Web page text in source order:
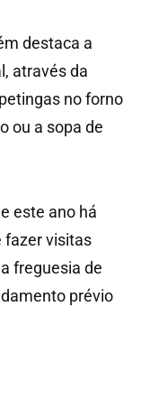
destaca a
através da
no forno
ou a sopa de
este ano há
fazer visitas
freguesia de
prévio